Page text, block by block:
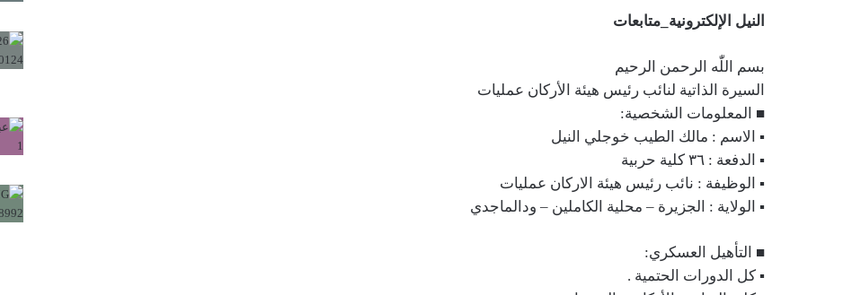
النيل الإلكترونية_متابعات
بسم اللّٰه الرحمن الرحيم
السيرة الذاتية لنائب رئيس هيئة الأركان عمليات
■ المعلومات الشخصية:
▪︎ الاسم : مالك الطيب خوجلي النيل
▪︎ الدفعة : ٣٦ كلية حربية
▪︎ الوظيفة : نائب رئيس هيئة الاركان عمليات
▪︎ الولاية : الجزيرة – محلية الكاملين – ودالماجدي
■ التأهيل العسكري:
▪︎ كل الدورات الحتمية .